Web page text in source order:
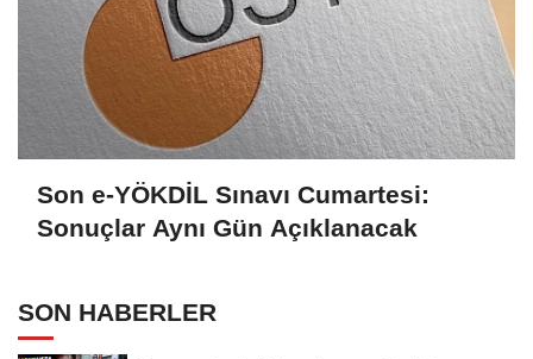
Son e-YÖKDİL Sınavı Cumartesi:
Sonuçlar Aynı Gün Açıklanacak
SON HABERLER